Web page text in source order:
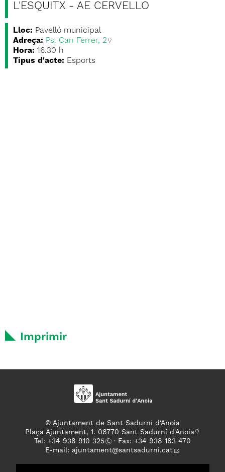
L'ESQUITX - AE CERVELLO
Lloc: Pavelló municipal
Adreça: Ps. Can Ferrer, 2
Hora: 16.30 h
Tipus d'acte: Esports
Imprimir
© Ajuntament de Sant Sadurní d'Anoia
Plaça Ajuntament, 1. 08770 Sant Sadurní d'Anoia
Tel: +34 938 910 325
· Fax: +34 938 183 470
E-mail: ajuntament@santsadurni.cat